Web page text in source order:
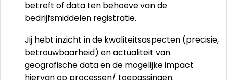
betreft of data ten behoeve van de
bedrijfsmiddelen registratie.
Jij hebt inzicht in de kwaliteitsaspecten (precisie,
betrouwbaarheid) en actualiteit van
geografische data en de mogelijke impact